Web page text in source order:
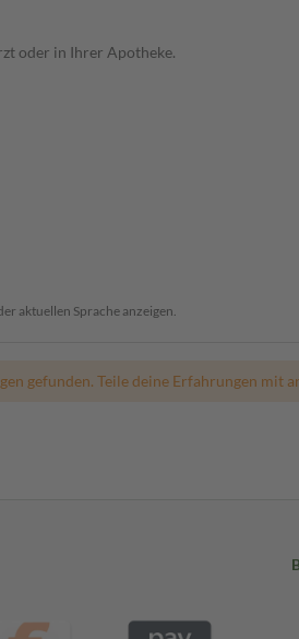
oder in Ihrer Apotheke.
aktuellen Sprache anzeigen.
gefunden. Teile deine Erfahrungen mit